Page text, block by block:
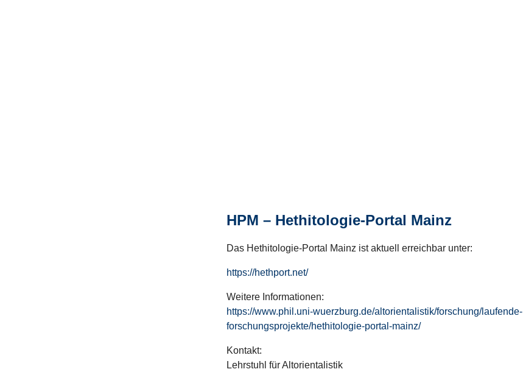
HPM – Hethitologie-Portal Mainz
Das Hethitologie-Portal Mainz ist aktuell erreichbar unter:
https://hethport.net/
Weitere Informationen:
https://www.phil.uni-wuerzburg.de/altorientalistik/forschung/laufende-
forschungsprojekte/hethitologie-portal-mainz/
Kontakt:
Lehrstuhl für Altorientalistik